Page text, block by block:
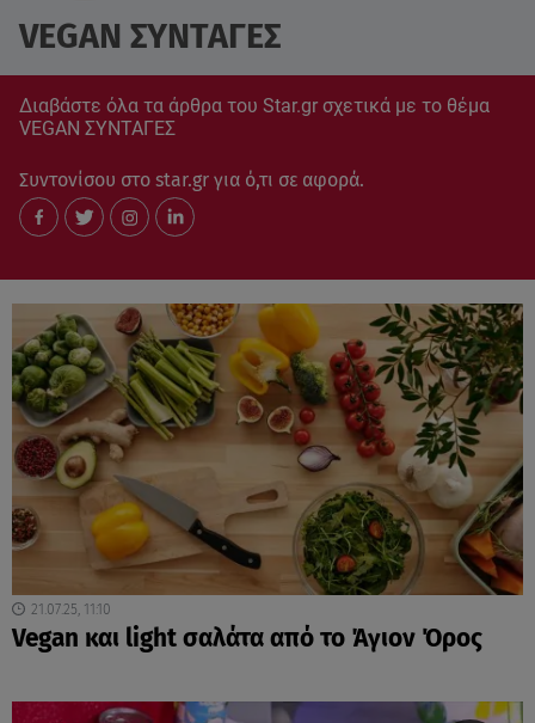
VEGAN ΣΥΝΤΑΓΕΣ
Διαβάστε όλα τα άρθρα του Star.gr σχετικά με το θέμα
VEGAN ΣΥΝΤΑΓΕΣ
Συντονίσου στο star.gr για ό,τι σε αφορά.
21.07.25, 11:10
Vegan και light σαλάτα από το Άγιον Όρος